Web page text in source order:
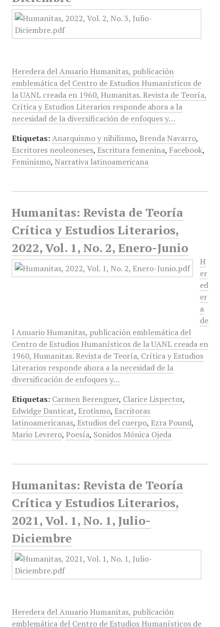
Heredera del Anuario Humanitas, publicación
emblemática del Centro de Estudios Humanísticos de
la UANL creada en 1960, Humanitas. Revista de Teoría,
Crítica y Estudios Literarios responde ahora a la
necesidad de la diversificación de enfoques y…
Etiquetas: Anarquismo y nihilismo, Brenda Navarro,
Escritores neoleoneses, Escritura femenina, Facebook,
Feminismo, Narrativa latinoamericana
Humanitas: Revista de Teoría
Crítica y Estudios Literarios,
2022, Vol. 1, No. 2, Enero-Junio
H
er
ed
er
a
de
l Anuario Humanitas, publicación emblemática del
Centro de Estudios Humanísticos de la UANL creada en
1960, Humanitas. Revista de Teoría, Crítica y Estudios
Literarios responde ahora a la necesidad de la
diversificación de enfoques y…
Etiquetas: Carmen Berenguer, Clarice Lispector,
Edwidge Danticat, Erotismo, Escritoras
latinoamericanas, Estudios del cuerpo, Ezra Pound,
Mario Levrero, Poesía, Sonidos Mónica Ojeda
Humanitas: Revista de Teoría
Crítica y Estudios Literarios,
2021, Vol. 1, No. 1, Julio-
Diciembre
Heredera del Anuario Humanitas, publicación
emblemática del Centro de Estudios Humanísticos de